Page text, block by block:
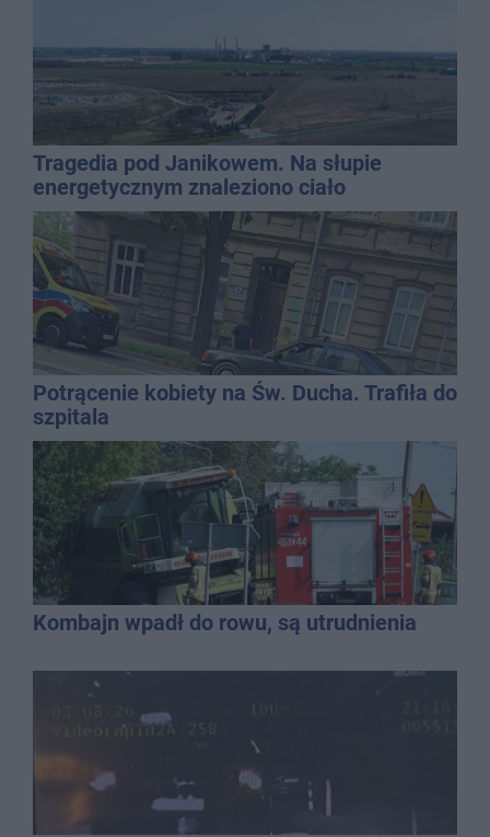
Tragedia pod Janikowem. Na słupie
energetycznym znaleziono ciało
mężczyzny
Potrącenie kobiety na Św. Ducha. Trafiła do
szpitala
Kombajn wpadł do rowu, są utrudnienia